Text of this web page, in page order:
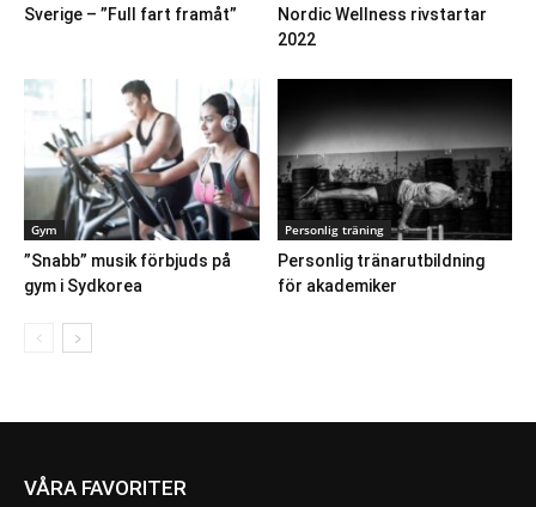
Sverige – ”Full fart framåt”
Nordic Wellness rivstartar
2022
Gym
”Snabb” musik förbjuds på
gym i Sydkorea
Personlig träning
Personlig tränarutbildning
för akademiker
VÅRA FAVORITER